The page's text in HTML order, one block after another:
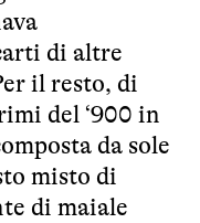
di altre
il resto, di
del ‘900 in
da sole
misto di
di maiale